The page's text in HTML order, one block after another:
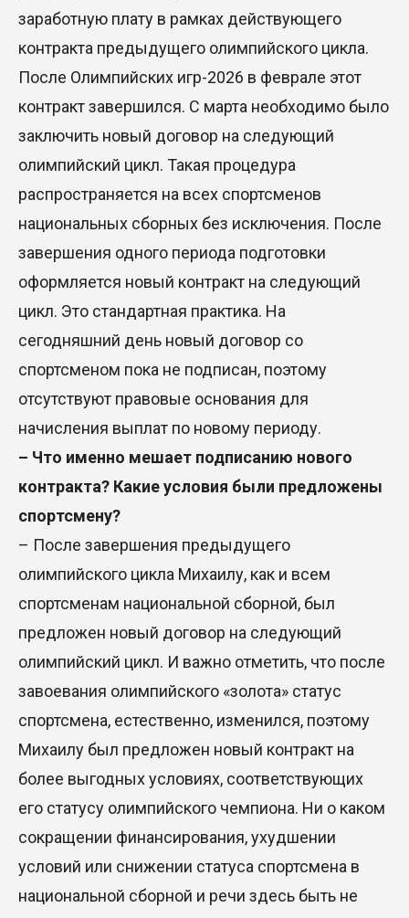
заработную плату в рамках действующего
контракта предыдущего олимпийского цикла.
После Олимпийских игр-2026 в феврале этот
контракт завершился. С марта необходимо было
заключить новый договор на следующий
олимпийский цикл. Такая процедура
распространяется на всех спортсменов
национальных сборных без исключения. После
завершения одного периода подготовки
оформляется новый контракт на следующий
цикл. Это стандартная практика. На
сегодняшний день новый договор со
спортсменом пока не подписан, поэтому
отсутствуют правовые основания для
начисления выплат по новому периоду.
– Что именно мешает подписанию нового
контракта? Какие условия были предложены
спортсмену?
– После завершения предыдущего
олимпийского цикла Михаилу, как и всем
спортсменам национальной сборной, был
предложен новый договор на следующий
олимпийский цикл. И важно отметить, что после
завоевания олимпийского «золота» статус
спортсмена, естественно, изменился, поэтому
Михаилу был предложен новый контракт на
более выгодных условиях, соответствующих
его статусу олимпийского чемпиона. Ни о каком
сокращении финансирования, ухудшении
условий или снижении статуса спортсмена в
национальной сборной и речи здесь быть не